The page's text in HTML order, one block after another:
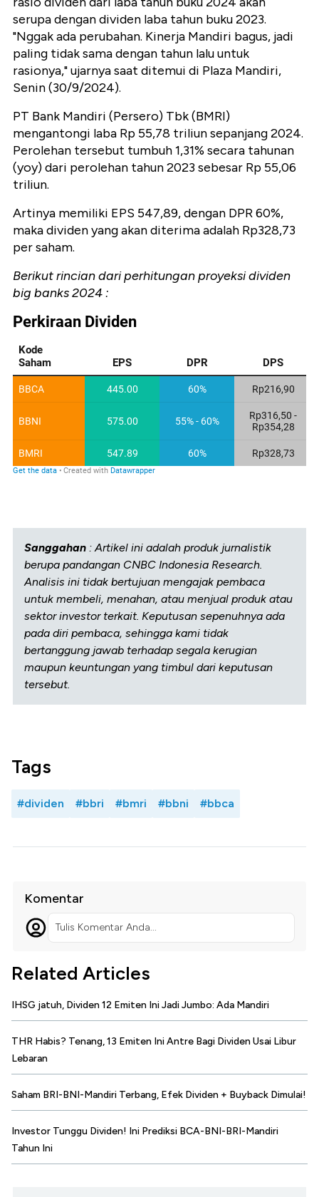
serupa dengan dividen laba tahun buku 2023.
"Nggak ada perubahan. Kinerja Mandiri bagus, jadi
paling tidak sama dengan tahun lalu untuk
rasionya," ujarnya saat ditemui di Plaza Mandiri,
Senin (30/9/2024).
PT Bank Mandiri (Persero) Tbk (BMRI)
mengantongi laba Rp 55,78 triliun sepanjang 2024.
Perolehan tersebut tumbuh 1,31% secara tahunan
(yoy) dari perolehan tahun 2023 sebesar Rp 55,06
triliun.
Artinya memiliki EPS 547,89, dengan DPR 60%,
maka dividen yang akan diterima adalah Rp328,73
per saham.
Berikut rincian dari perhitungan proyeksi dividen
big banks 2024 :
Sanggahan : Artikel ini adalah produk jurnalistik
berupa pandangan CNBC Indonesia Research.
Analisis ini tidak bertujuan mengajak pembaca
untuk membeli, menahan, atau menjual produk atau
sektor investor terkait. Keputusan sepenuhnya ada
pada diri pembaca, sehingga kami tidak
bertanggung jawab terhadap segala kerugian
maupun keuntungan yang timbul dari keputusan
tersebut.
Tags
#dividen #bbri #bmri #bbni #bbca
Komentar
Tulis Komentar Anda...
Related Articles
IHSG jatuh, Dividen 12 Emiten Ini Jadi Jumbo: Ada Mandiri
THR Habis? Tenang, 13 Emiten Ini Antre Bagi Dividen Usai Libur
Lebaran
Saham BRI-BNI-Mandiri Terbang, Efek Dividen + Buyback Dimulai!
Investor Tunggu Dividen! Ini Prediksi BCA-BNI-BRI-Mandiri
Tahun Ini